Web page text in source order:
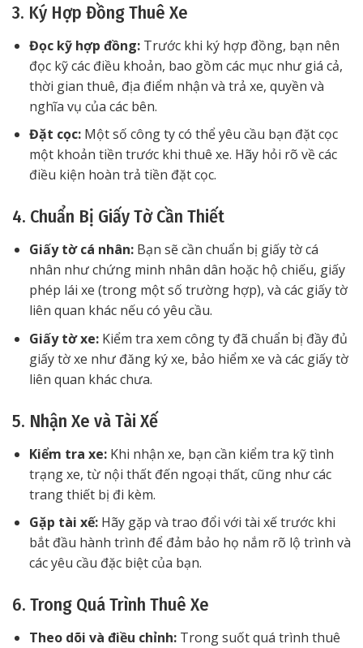
3. Ký Hợp Đồng Thuê Xe
Đọc kỹ hợp đồng:Trước khi ký hợp đồng, bạn nên
đọc kỹ các điều khoản, bao gồm các mục như giá cả,
thời gian thuê, địa điểm nhận và trả xe, quyền và
nghĩa vụ của các bên.
Đặt cọc:Một số công ty có thể yêu cầu bạn đặt cọc
một khoản tiền trước khi thuê xe. Hãy hỏi rõ về các
điều kiện hoàn trả tiền đặt cọc.
4. Chuẩn Bị Giấy Tờ Cần Thiết
Giấy tờ cá nhân:Bạn sẽ cần chuẩn bị giấy tờ cá
nhân như chứng minh nhân dân hoặc hộ chiếu, giấy
phép lái xe (trong một số trường hợp), và các giấy tờ
liên quan khác nếu có yêu cầu.
Giấy tờ xe:Kiểm tra xem công ty đã chuẩn bị đầy đủ
giấy tờ xe như đăng ký xe, bảo hiểm xe và các giấy tờ
liên quan khác chưa.
5. Nhận Xe và Tài Xế
Kiểm tra xe:Khi nhận xe, bạn cần kiểm tra kỹ tình
trạng xe, từ nội thất đến ngoại thất, cũng như các
trang thiết bị đi kèm.
Gặp tài xế:Hãy gặp và trao đổi với tài xế trước khi
bắt đầu hành trình để đảm bảo họ nắm rõ lộ trình và
các yêu cầu đặc biệt của bạn.
6. Trong Quá Trình Thuê Xe
Theo dõi và điều chỉnh:Trong suốt quá trình thuê